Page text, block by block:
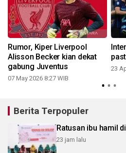
Rumor, Kiper Liverpool
Alisson Becker kian dekat
gabung Juventus
07 May 2026 8:27 WIB
23
Berita Terpopuler
Ratusan ibu hamil
23 jam lalu